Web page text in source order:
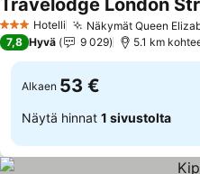
3 Tähtiluokitus
Hotelli Näkymät Queen
Travelodge London
7,8 Hyvä 9 029 5.1 km
Alkaen 53 €
Näytä hinnat 1 sivustolta